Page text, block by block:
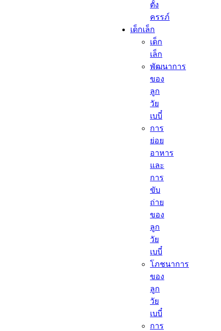
ตั้ง
ครรภ์
เด็กเล็ก​
เด็ก
เล็ก​
พัฒนาการ
ของ
ลูก
วัย
เบบี๋
การ
ย่อย
อาหาร
และ
การ
ขับ
ถ่าย
ของ
ลูก
วัย
เบบี๋
โภชนาการ
ของ
ลูก
วัย
เบบี๋
การ